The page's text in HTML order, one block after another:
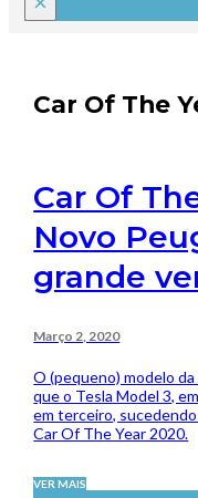
Car Of The
Car Of
Novo
grande
Março 2, 2020
O (pequeno) modelo
que o Tesla Model 3,
em terceiro,
Car Of The Year 2020.
VER MAIS